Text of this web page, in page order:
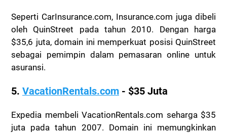
Seperti CarInsurance.com, Insurance.com juga dibeli
oleh QuinStreet pada tahun 2010. Dengan harga
$35,6 juta, domain ini memperkuat posisi QuinStreet
sebagai pemimpin dalam pemasaran online untuk
asuransi.
5. VacationRentals.com - $35 Juta
Expedia membeli VacationRentals.com seharga $35
juta pada tahun 2007. Domain ini memungkinkan